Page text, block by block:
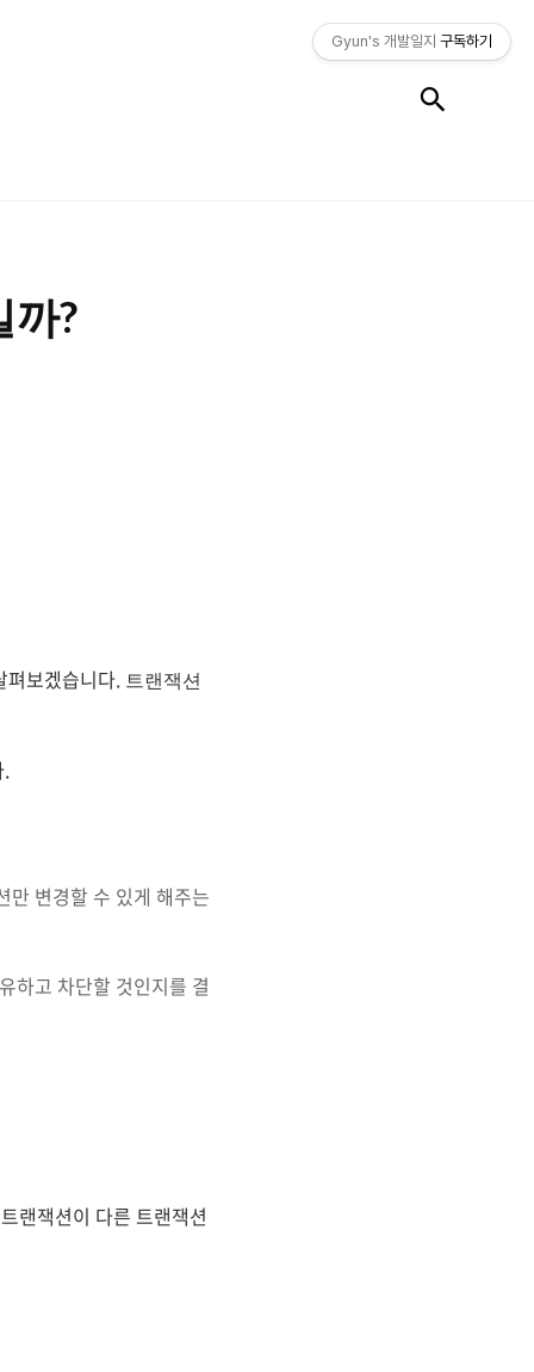
까?
펴보겠습니다. 트랜잭션
.
만 변경할 수 있게 해주는
하고 차단할 것인지를 결
랜잭션이 다른 트랜잭션
Gyun's 개발일지 구독하기